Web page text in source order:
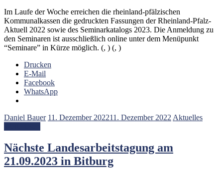
Im Laufe der Woche erreichen die rheinland-pfälzischen
Kommunalkassen die gedruckten Fassungen der Rheinland-Pfalz-
Aktuell 2022 sowie des Seminarkatalogs 2023. Die Anmeldung zu
den Seminaren ist ausschließlich online unter dem Menüpunkt
“Seminare” in Kürze möglich. (, ) (, )
Drucken
E-Mail
Facebook
WhatsApp
Daniel Bauer 11. Dezember 202211. Dezember 2022 Aktuelles
Nächste Landesarbeitstagung am
21.09.2023 in Bitburg